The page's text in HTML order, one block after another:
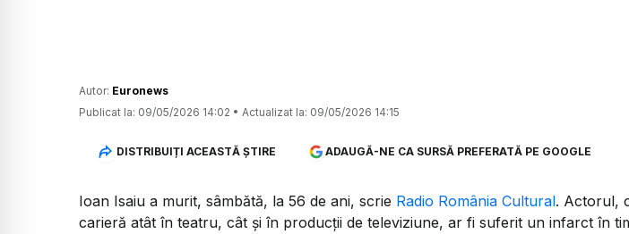
Autor: Euronews
Publicat la: 09/05/2026 14:02 • Actualizat la: 09/05/2026 14:15
DISTRIBUIȚI ACEASTĂ ȘTIRE ADAUGĂ-NE CA SURSĂ PREFERATĂ PE GOOGLE
Ioan Isaiu a murit, sâmbătă, la 56 de ani, scrie Radio România Cultural. Actorul,
carieră atât în teatru, cât și în producții de televiziune, ar fi suferit un infarct în